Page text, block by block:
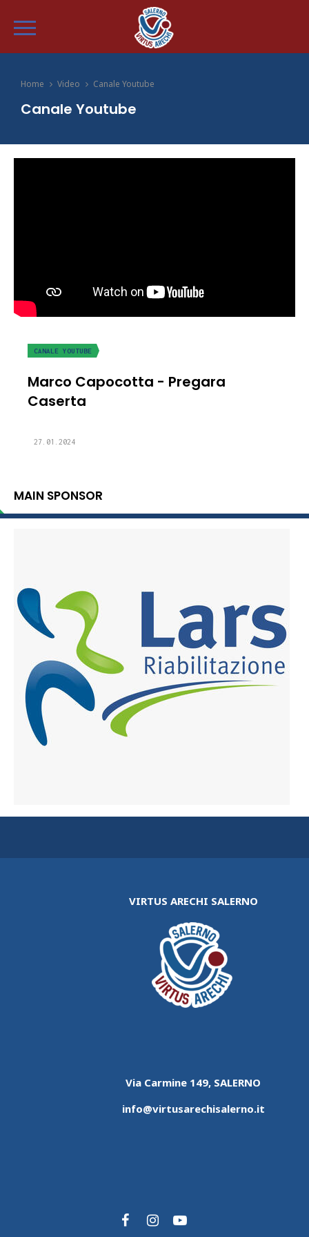
Home Video Canale Youtube
Canale Youtube
CANALE YOUTUBE
Marco Capocotta - Pregara
Caserta
27.01.2024
MAIN SPONSOR
VIRTUS ARECHI SALERNO
Via Carmine 149, SALERNO
info@virtusarechisalerno.it